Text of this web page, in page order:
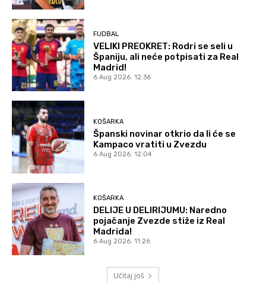
FUDBAL
VELIKI PREOKRET: Rodri se seli u
Španiju, ali neće potpisati za Real
Madrid!
6 Aug 2026. 12:36
KOŠARKA
Španski novinar otkrio da li će se
Kampaco vratiti u Zvezdu
6 Aug 2026. 12:04
KOŠARKA
DELIJE U DELIRIJUMU: Naredno
pojačanje Zvezde stiže iz Real
Madrida!
6 Aug 2026. 11:26
Učitaj još